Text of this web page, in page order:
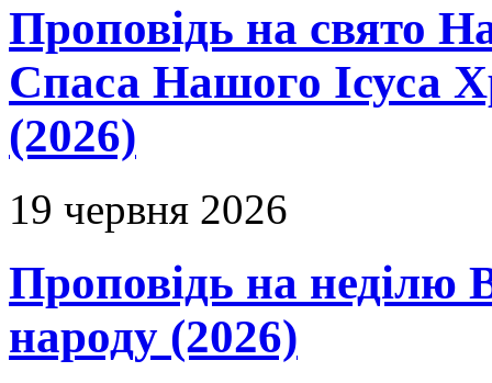
Проповідь на свято
Спаса Нашого Ісуса
(2026)
19 червня 2026
Проповідь на неділю
народу (2026)